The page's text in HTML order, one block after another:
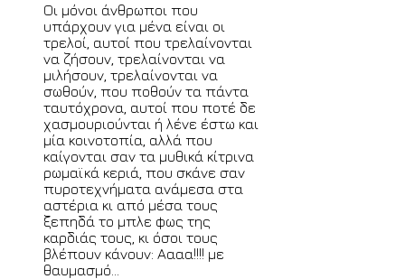
Οι μόνοι άνθρωποι που
υπάρχουν για μένα είναι οι
τρελοί, αυτοί που τρελαίνονται
να ζήσουν, τρελαίνονται να
μιλήσουν, τρελαίνονται να
σωθούν, που ποθούν τα πάντα
ταυτόχρονα, αυτοί που ποτέ δε
χασμουριούνται ή λένε έστω και
μία κοινοτοπία, αλλά που
καίγονται σαν τα μυθικά κίτρινα
ρωμαϊκά κεριά, που σκάνε σαν
πυροτεχνήματα ανάμεσα στα
αστέρια κι από μέσα τους
ξεπηδά το μπλε φως της
καρδιάς τους, κι όσοι τους
βλέπουν κάνουν: Αααα!!!! με
θαυμασμό...